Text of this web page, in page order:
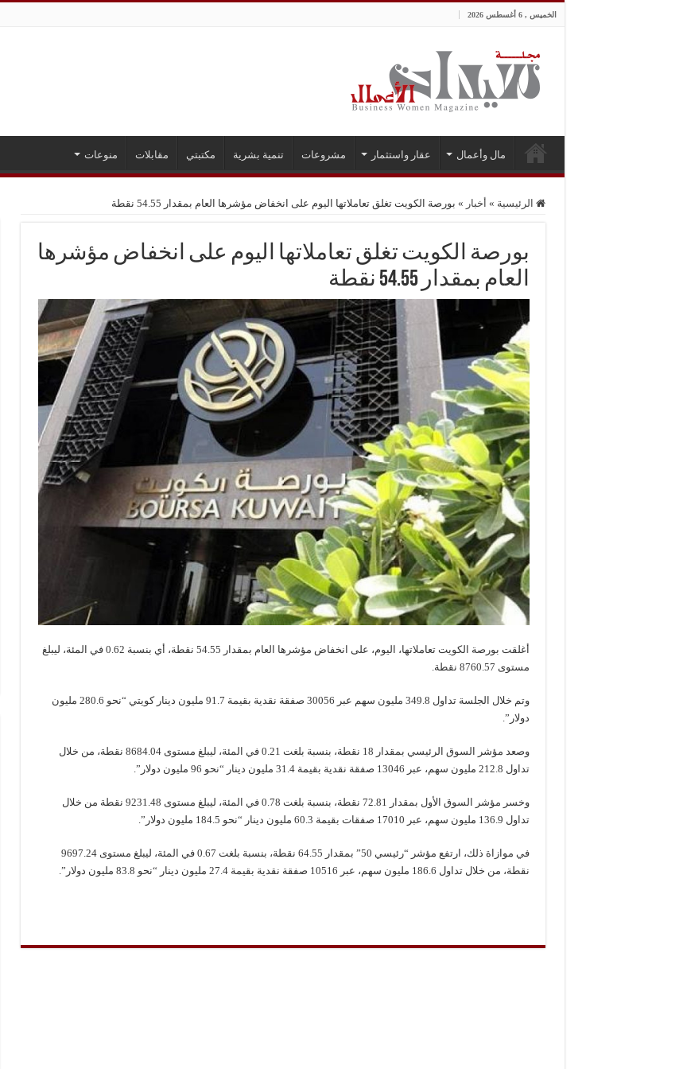
الخميس , 6 أغسطس 2026
مال وأعمال عقار واستثمار مشروعات تنمية بشرية مكتبتي مقابلات منوعات
الرئيسية » أخبار » بورصة الكويت تغلق تعاملاتها اليوم على انخفاض مؤشرها العام بمقدار 54.55 نقطة
بورصة الكويت تغلق تعاملاتها اليوم على انخفاض مؤشرها
العام بمقدار 54.55 نقطة
أغلقت بورصة الكويت تعاملاتها، اليوم، على انخفاض مؤشرها العام بمقدار 54.55 نقطة، أي بنسبة 0.62 في المئة، ليبلغ
مستوى 8760.57 نقطة.
وتم خلال الجلسة تداول 349.8 مليون سهم عبر 30056 صفقة نقدية بقيمة 91.7 مليون دينار كويتي “نحو 280.6 مليون
دولار”.
وصعد مؤشر السوق الرئيسي بمقدار 18 نقطة، بنسبة بلغت 0.21 في المئة، ليبلغ مستوى 8684.04 نقطة، من خلال
تداول 212.8 مليون سهم، عبر 13046 صفقة نقدية بقيمة 31.4 مليون دينار “نحو 96 مليون دولار”.
وخسر مؤشر السوق الأول بمقدار 72.81 نقطة، بنسبة بلغت 0.78 في المئة، ليبلغ مستوى 9231.48 نقطة من خلال
تداول 136.9 مليون سهم، عبر 17010 صفقات بقيمة 60.3 مليون دينار “نحو 184.5 مليون دولار”.
في موازاة ذلك، ارتفع مؤشر “رئيسي 50” بمقدار 64.55 نقطة، بنسبة بلغت 0.67 في المئة، ليبلغ مستوى 9697.24
نقطة، من خلال تداول 186.6 مليون سهم، عبر 10516 صفقة نقدية بقيمة 27.4 مليون دينار “نحو 83.8 مليون دولار”.